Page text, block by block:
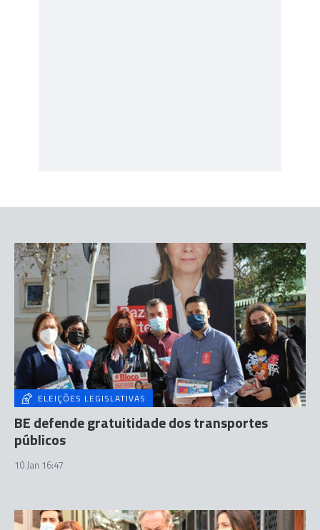
ELEIÇÕES LEGISLATIVAS
BE defende gratuitidade dos transportes
públicos
10 Jan 16:47